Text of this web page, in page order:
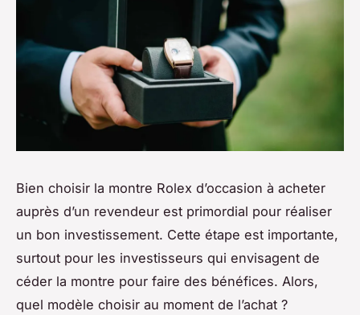
Bien choisir la montre Rolex d’occasion à acheter
auprès d’un revendeur est primordial pour réaliser
un bon investissement. Cette étape est importante,
surtout pour les investisseurs qui envisagent de
céder la montre pour faire des bénéfices. Alors,
quel modèle choisir au moment de l’achat ?